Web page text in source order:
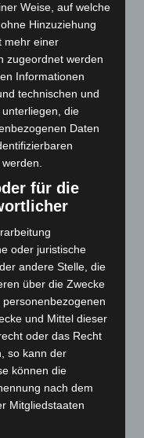
Weise, auf welche
Hinzuziehung
mehr einer
zugeordnet werden
Informationen
technischen und
die
Daten
für die
oder juristische
andere Stelle, die
über die Zwecke
und Mittel dieser
oder das Recht
so kann der
können die
nach dem
Mitgliedstaaten